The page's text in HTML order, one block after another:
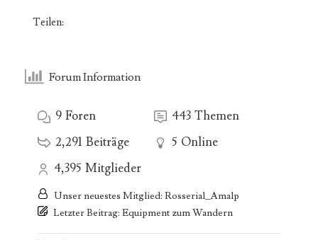
Teilen:
Forum Information
9 Foren 443 Themen
2,291 Beiträge 5 Online
4,395 Mitglieder
Unser neuestes Mitglied: Rosserial_Amalp
Letzter Beitrag: Equipment zum Wandern